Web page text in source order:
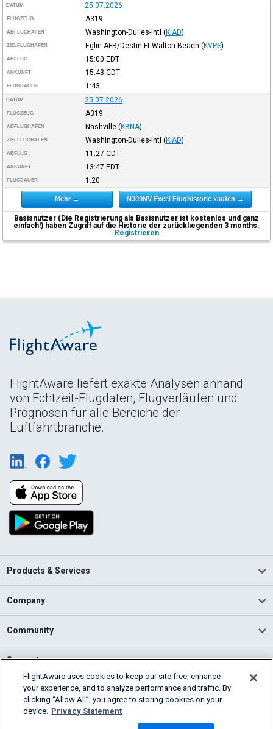
DATUM 25.07.2026
FLUGZEUG A319
ABFLUGHAFEN Washington-Dulles-Intl (KIAD)
ZIELFLUGHAFEN Eglin AFB/Destin-Ft Walton Beach (KVPS)
ABFLUG 15:00 EDT
ANKUNFT 15:43 CDT
FLUGDAUER 1:43
DATUM 25.07.2026
FLUGZEUG A319
ABFLUGHAFEN Nashville (KBNA)
ZIELFLUGHAFEN Washington-Dulles-Intl (KIAD)
ABFLUG 11:27 CDT
ANKUNFT 13:47 EDT
FLUGDAUER 1:20
Mehr → N309NV Excel Flughistorie kaufen →
Basisnutzer (Die Registrierung als Basisnutzer ist kostenlos und ganz
einfach!) haben Zugriff auf die Historie der zurückliegenden 3 months.
Registrieren
FlightAware liefert exakte Analysen anhand
von Echtzeit-Flugdaten, Flugverläufen und
Prognosen für alle Bereiche der
Luftfahrtbranche.
Products & Services
Company
Community
Support
English (USA)
2026 FlightAware
Cookie Settings
FlightAware uses cookies to keep our site free, enhance
your experience, and to analyze performance and traffic. By
clicking “Allow All”, you agree to storing cookies on your
device. Privacy Statement